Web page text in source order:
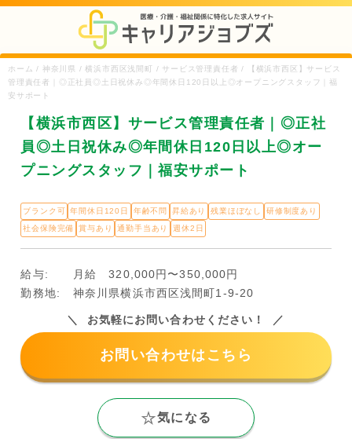
ホーム / 神奈川県 / 横浜市西区浅間町 / サービス管理責任者 / 【横浜市西区】サービス
管理責任者｜◎正社員◎土日祝休み◎年間休日120日以上◎オープニングスタッフ｜福
安サポート
【横浜市西区】サービス管理責任者｜◎正社
員◎土日祝休み◎年間休日120日以上◎オー
プニングスタッフ｜福安サポート
ブランク可 年間休日120日 年齢不問 昇給あり 残業ほぼなし
研修制度あり
社会保険完備
賞与あり 通勤手当あり 週休2日
給与:
月給 320,000円〜350,000円
勤務地:
神奈川県横浜市西区浅間町1-9-20
お気軽にお問い合わせください！
お問い合わせはこちら
気になる